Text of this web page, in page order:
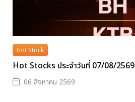
Hot Stock
Hot Stocks ประจำวันที่ 07/08/2569
06 สิงหาคม 2569